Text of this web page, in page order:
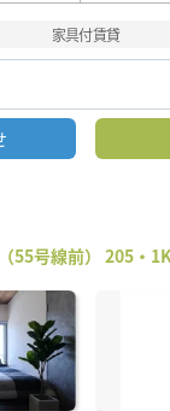
家具付賃貸
55号線前） 205・